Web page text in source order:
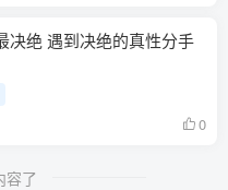
决绝 遇到决绝的真性分手
0
容了